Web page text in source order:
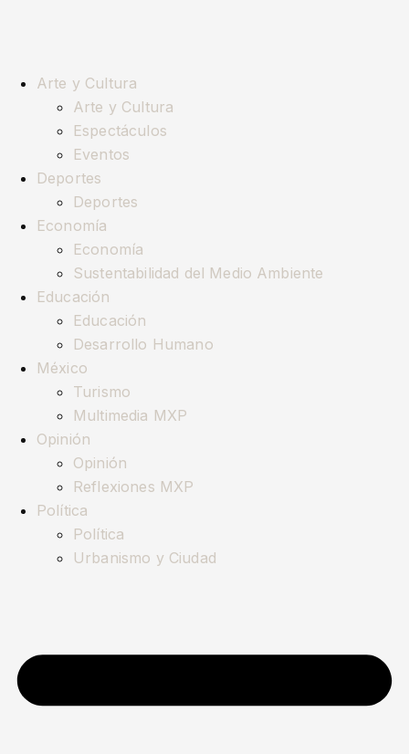
Arte y Cultura
Arte y Cultura
Espectáculos
Eventos
Deportes
Deportes
Economía
Economía
Sustentabilidad del Medio Ambiente
Educación
Educación
Desarrollo Humano
México
Turismo
Multimedia MXP
Opinión
Opinión
Reflexiones MXP
Política
Política
Urbanismo y Ciudad